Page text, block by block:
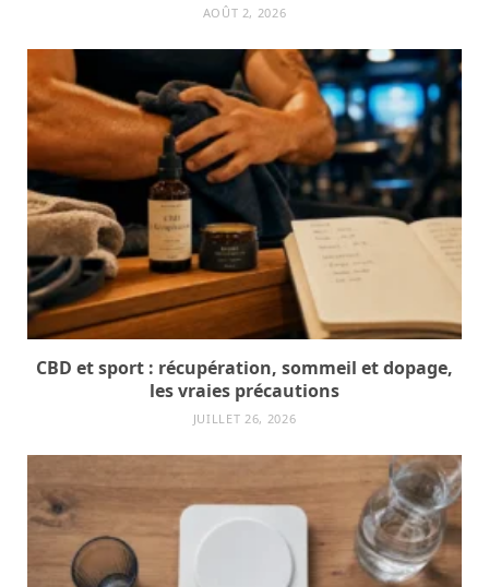
AOÛT 2, 2026
CBD et sport : récupération, sommeil et dopage,
les vraies précautions
JUILLET 26, 2026